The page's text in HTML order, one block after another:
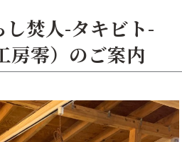
焚人-タキビト-
房零）のご案内